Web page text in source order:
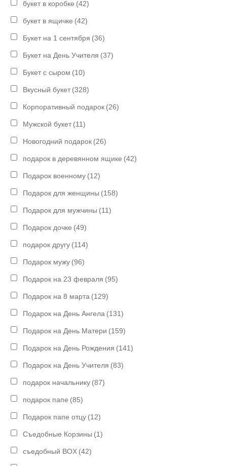
букет в коробке (42)
букет в ящичке (42)
Букет на 1 сентября (36)
Букет на День Учителя (37)
Букет с сыром (10)
Вкусный букет (328)
Корпоративный подарок (26)
Мужской букет (11)
Новогодний подарок (26)
подарок в деревянном ящике (42)
Подарок военному (12)
Подарок для женщины (158)
Подарок для мужчины (11)
Подарок дочке (49)
подарок другу (114)
Подарок мужу (96)
Подарок на 23 февраля (95)
Подарок на 8 марта (129)
Подарок на День Ангела (131)
Подарок на День Матери (159)
Подарок на День Рождения (141)
Подарок на День Учителя (83)
подарок начальнику (87)
подарок папе (85)
Подарок папе отцу (12)
Съедобные Корзины (1)
съедобный BOX (42)